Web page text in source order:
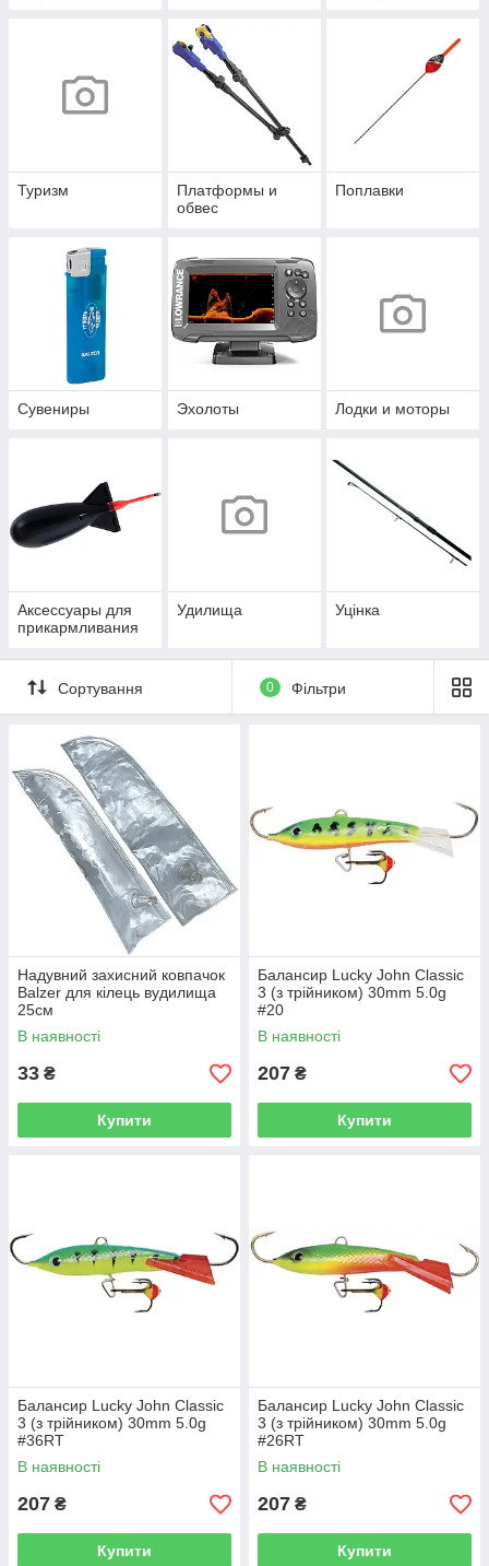
Туризм
Платформы и
обвес
Поплавки
Сувениры Эхолоты Лодки и моторы
Аксессуары для
прикармливания
Удилища Уцінка
Сортування 0 Фільтри
Надувний захисний ковпачок
Balzer для кілець вудилища
25см
В наявності
33 ₴
Купити
Балансир Lucky John Classic
3 (з трійником) 30mm 5.0g
#20
В наявності
207 ₴
Купити
Балансир Lucky John Classic
3 (з трійником) 30mm 5.0g
#36RT
В наявності
207 ₴
Купити
Балансир Lucky John Classic
3 (з трійником) 30mm 5.0g
#26RT
В наявності
207 ₴
Купити